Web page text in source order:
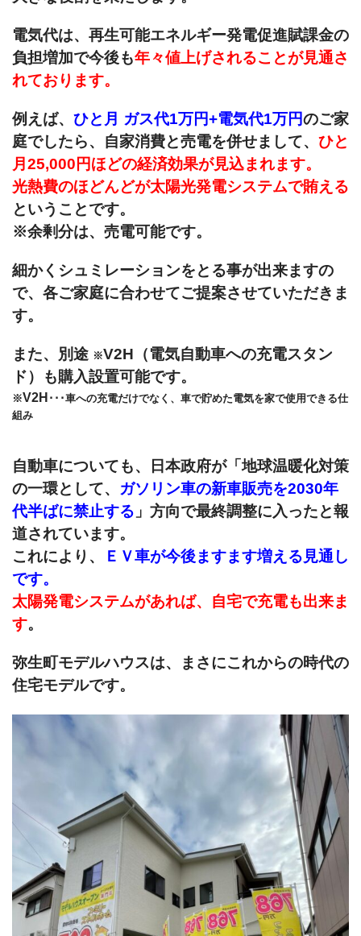
電気代は、再生可能エネルギー発電促進賦課金の
負担増加で今後も年々値上げされることが見通さ
れております。
例えば、 ひと月 ガス代1万円+電気代1万円のご家
庭でしたら、自家消費と売電を併せまして、 ひと
月25,000円ほどの経済効果が見込まれます。
光熱費のほどんどが太陽光発電システムで賄える
ということです。
※余剰分は、売電可能です。
細かくシュミレーションをとる事が出来ますの
で、各ご家庭に合わせてご提案させていただきま
す。
また、別途 ※V2H（電気自動車への充電スタン
ド）も購入設置可能です。
※V2H ･･･車への充電だけでなく、車で貯めた電気を家で使用できる仕
組み
自動車についても、日本政府が「地球温暖化対策
の一環として、 ガソリン車の新車販売を2030年
代半ばに禁止する 」方向で最終調整に入ったと報
道されています。
これにより、
ＥＶ車が今後ますます増える見通し
です。
太陽発電システムがあれば、自宅で充電も出来ま
す。
弥生町モデルハウスは、まさにこれからの時代の
住宅モデルです。